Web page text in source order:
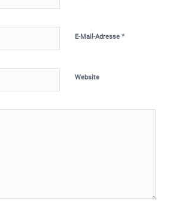
E-Mail-Adresse *
Website